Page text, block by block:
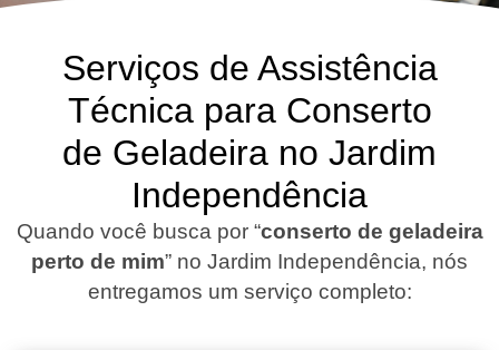
Serviços de Assistência
Técnica para Conserto
de Geladeira no Jardim
Independência
Quando você busca por “conserto de geladeira
perto de mim” no Jardim Independência, nós
entregamos um serviço completo: